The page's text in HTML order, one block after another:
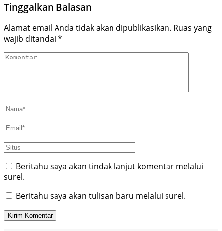
Tinggalkan Balasan
Alamat email Anda tidak akan dipublikasikan. Ruas yang
wajib ditandai *
Beritahu saya akan tindak lanjut komentar melalui
surel.
Beritahu saya akan tulisan baru melalui surel.